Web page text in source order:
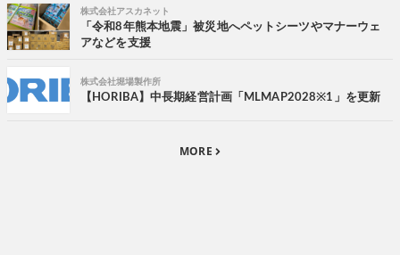
株式会社アスカネット
「令和8年熊本地震」被災地へペットシーツやマナーウェ
アなどを支援
株式会社堀場製作所
【HORIBA】中長期経営計画「MLMAP2028※1」を更新
MORE